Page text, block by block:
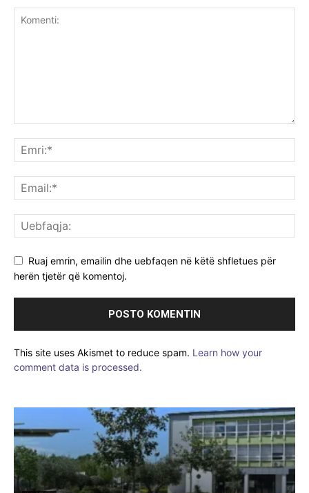
Ruaj emrin, emailin dhe uebfaqen në këtë shfletues për
herën tjetër që komentoj.
This site uses Akismet to reduce spam. Learn how your
comment data is processed.